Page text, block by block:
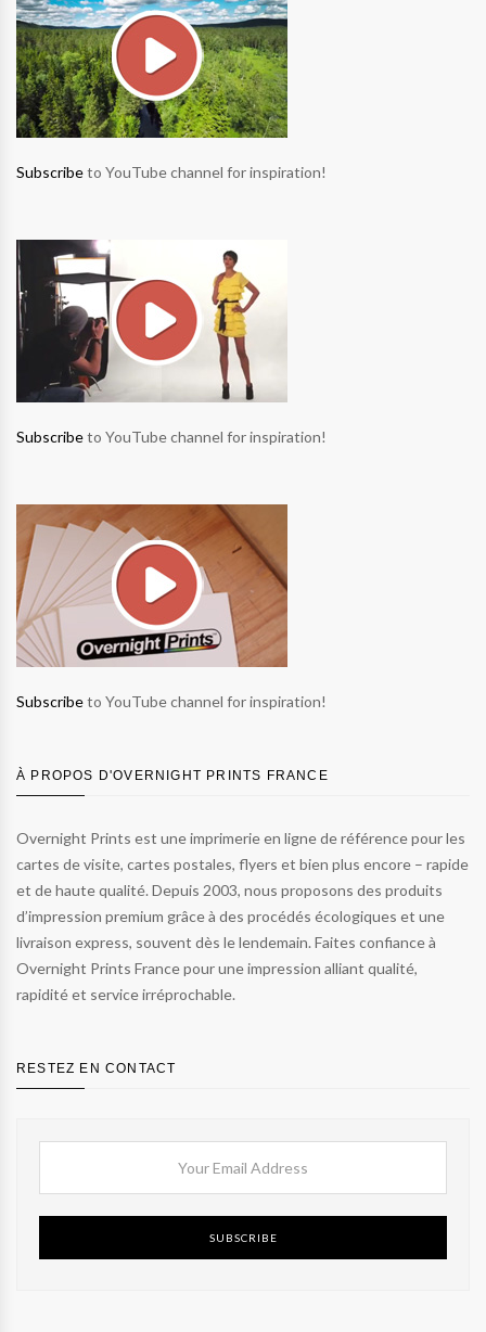
Subscribeto YouTube channel for inspiration!
Subscribeto YouTube channel for inspiration!
Subscribeto YouTube channel for inspiration!
À PROPOS D'OVERNIGHT PRINTS FRANCE
Overnight Prints est une imprimerie en ligne de référence pour les
cartes de visite, cartes postales, flyers et bien plus encore – rapide
et de haute qualité. Depuis 2003, nous proposons des produits
d’impression premium grâce à des procédés écologiques et une
livraison express, souvent dès le lendemain. Faites confiance à
Overnight Prints France pour une impression alliant qualité,
rapidité et service irréprochable.
RESTEZ EN CONTACT
SUBSCRIBE